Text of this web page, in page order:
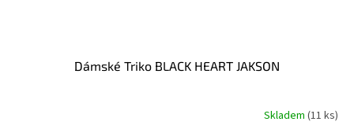
Dámské Triko BLACK HEART JAKSON
Skladem (11 ks)